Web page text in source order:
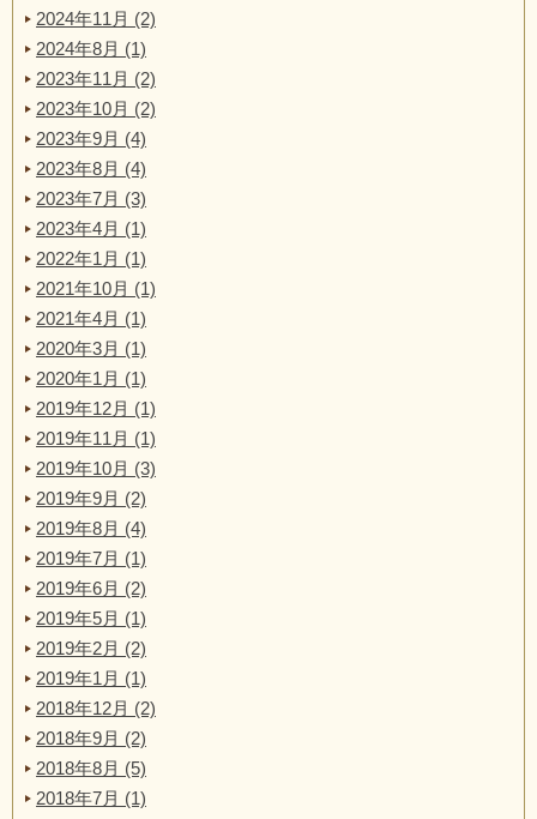
2024年11月 (2)
2024年8月 (1)
2023年11月 (2)
2023年10月 (2)
2023年9月 (4)
2023年8月 (4)
2023年7月 (3)
2023年4月 (1)
2022年1月 (1)
2021年10月 (1)
2021年4月 (1)
2020年3月 (1)
2020年1月 (1)
2019年12月 (1)
2019年11月 (1)
2019年10月 (3)
2019年9月 (2)
2019年8月 (4)
2019年7月 (1)
2019年6月 (2)
2019年5月 (1)
2019年2月 (2)
2019年1月 (1)
2018年12月 (2)
2018年9月 (2)
2018年8月 (5)
2018年7月 (1)